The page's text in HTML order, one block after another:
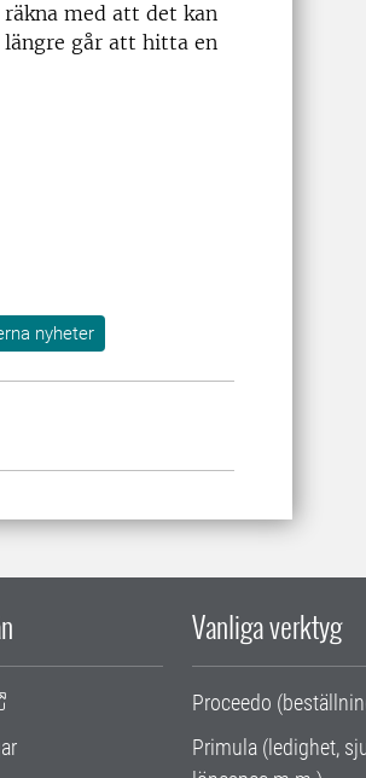
med att det kan
går att hitta en
nyheter
Vanliga verktyg
Proceedo
Primula (ledighet,